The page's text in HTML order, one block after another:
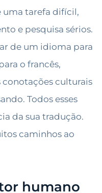
uma tarefa difícil,
e pesquisa sérios.
de um idioma para
o francês,
conotações culturais
Todos esses
da sua tradução.
caminhos ao
humano